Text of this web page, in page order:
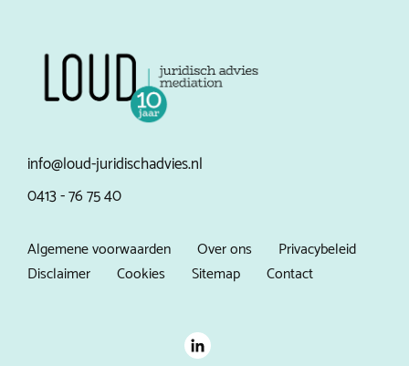
info@loud-juridischadvies.nl
0413 - 76 75 40
Algemene voorwaarden Over ons
Privacybeleid
Disclaimer
Cookies Sitemap Contact